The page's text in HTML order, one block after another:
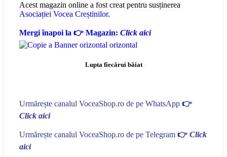
Acest magazin online a fost creat pentru susținerea
Asociației Vocea Creștinilor.
Mergi înapoi la 👉 Magazin: Click aici
Lupta fiecărui băiat
Urmărește canalul VoceaShop.ro de pe WhatsApp 👉
Click aici
Urmărește canalul VoceaShop.ro de pe Telegram 👉 Click
aici